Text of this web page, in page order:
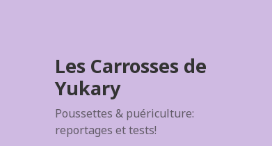
Les Carrosses de
Yukary
Poussettes & puériculture:
reportages et tests!